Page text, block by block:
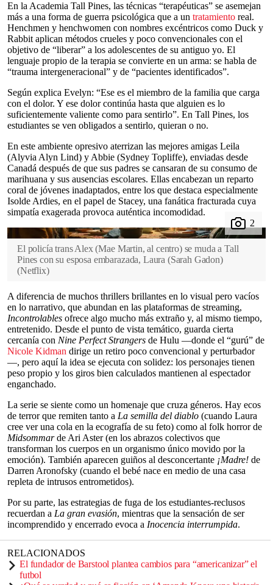
En la Academia Tall Pines, las técnicas “terapéuticas” se asemejan
más a una forma de guerra psicológica que a un tratamiento real.
Henchmen y henchwomen con nombres excéntricos como Duck y
Rabbit aplican métodos crueles y poco convencionales con el
objetivo de “liberar” a los adolescentes de su antiguo yo. El
lenguaje propio de la terapia se convierte en un arma: se habla de
“trauma intergeneracional” y de “pacientes identificados”.
Según explica Evelyn: “Ese es el miembro de la familia que carga
con el dolor. Y ese dolor continúa hasta que alguien es lo
suficientemente valiente como para sentirlo”. En Tall Pines, los
estudiantes se ven obligados a sentirlo, quieran o no.
En este ambiente opresivo aterrizan las mejores amigas Leila
(Alyvia Alyn Lind) y Abbie (Sydney Topliffe), enviadas desde
Canadá después de que sus padres se cansaran de su consumo de
marihuana y sus ausencias escolares. Ellas encabezan un reparto
coral de jóvenes inadaptados, entre los que destaca especialmente
Isolde Ardies, en el papel de Stacey, una fanática fracturada cuya
simpatía exagerada provoca auténtica incomodidad.
El policía trans Alex (Mae Martin, al centro) se muda a Tall
Pines con su esposa embarazada, Laura (Sarah Gadon)
(Netflix)
A diferencia de muchos thrillers brillantes en lo visual pero vacíos
en lo narrativo, que abundan en las plataformas de streaming,
Incontrolables ofrece algo mucho más extraño y, al mismo tiempo,
entretenido. Desde el punto de vista temático, guarda cierta
cercanía con Nine Perfect Strangers de Hulu —donde el “gurú” de
Nicole Kidman dirige un retiro poco convencional y perturbador
—, pero aquí la idea se ejecuta con solidez: los personajes tienen
peso propio y los giros bien calculados mantienen al espectador
enganchado.
La serie se siente como un homenaje que cruza géneros. Hay ecos
de terror que remiten tanto a La semilla del diablo (cuando Laura
cree ver una cola en la ecografía de su feto) como al folk horror de
Midsommarde Ari Aster (en los abrazos colectivos que
transforman los cuerpos en un organismo único movido por la
emoción). También aparecen guiños al desconcertante ¡Madre! de
Darren Aronofsky (cuando el bebé nace en medio de una casa
repleta de intrusos entrometidos).
Por su parte, las estrategias de fuga de los estudiantes-reclusos
recuerdan a La gran evasión, mientras que la sensación de ser
incomprendido y encerrado evoca a Inocencia interrumpida.
RELACIONADOS
El fundador de Barstool plantea cambios para “americanizar” el
futbol